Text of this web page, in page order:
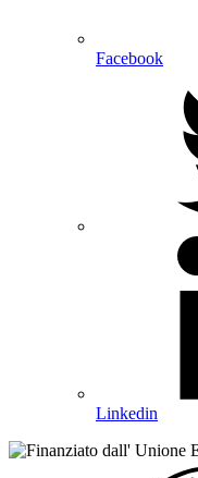
Facebook
Linkedin